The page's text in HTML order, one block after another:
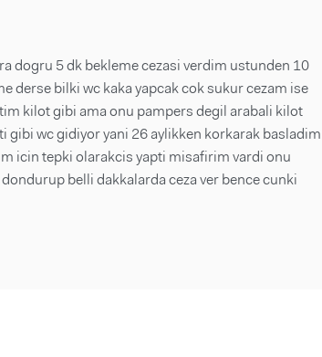
dogru 5 dk bekleme cezasi verdim ustunden 10
derse bilki wc kaka yapcak cok sukur cezam ise
kilot gibi ama onu pampers degil arabali kilot
gibi wc gidiyor yani 26 aylikken korkarak basladim
icin tepki olarakcis yapti misafirim vardi onu
belli dakkalarda ceza ver bence cunki